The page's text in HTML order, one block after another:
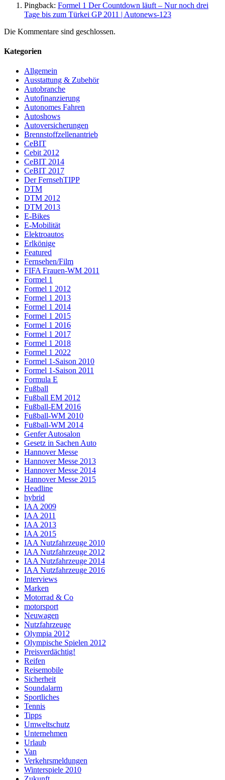
Pingback: Formel 1 Der Countdown läuft – Nur noch drei
Tage bis zum Türkei GP 2011 | Autonews-123
Die Kommentare sind geschlossen.
Kategorien
Allgemein
Ausstattung & Zubehör
Autobranche
Autofinanzierung
Autonomes Fahren
Autoshows
Autoversicherungen
Brennstoffzellenantrieb
CeBIT
Cebit 2012
CeBIT 2014
CeBIT 2017
Der FernsehTIPP
DTM
DTM 2012
DTM 2013
E-Bikes
E-Mobilität
Elektroautos
Erlkönige
Featured
Fernsehen/Film
FIFA Frauen-WM 2011
Formel 1
Formel 1 2012
Formel 1 2013
Formel 1 2014
Formel 1 2015
Formel 1 2016
Formel 1 2017
Formel 1 2018
Formel 1 2022
Formel 1-Saison 2010
Formel 1-Saison 2011
Formula E
Fußball
Fußball EM 2012
Fußball-EM 2016
Fußball-WM 2010
Fußball-WM 2014
Genfer Autosalon
Gesetz in Sachen Auto
Hannover Messe
Hannover Messe 2013
Hannover Messe 2014
Hannover Messe 2015
Headline
hybrid
IAA 2009
IAA 2011
IAA 2013
IAA 2015
IAA Nutzfahrzeuge 2010
IAA Nutzfahrzeuge 2012
IAA Nutzfahrzeuge 2014
IAA Nutzfahrzeuge 2016
Interviews
Marken
Motorrad & Co
motorsport
Neuwagen
Nutzfahrzeuge
Olympia 2012
Olympische Spielen 2012
Preisverdächtig!
Reifen
Reisemobile
Sicherheit
Soundalarm
Sportliches
Tennis
Tipps
Umweltschutz
Unternehmen
Urlaub
Van
Verkehrsmeldungen
Winterspiele 2010